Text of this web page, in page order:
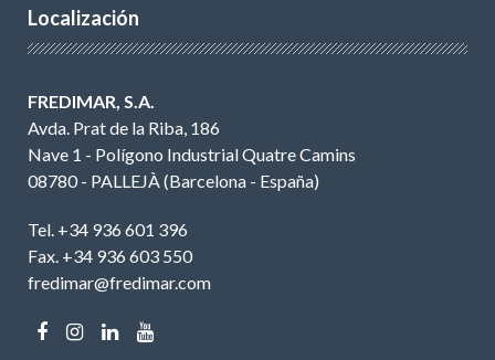
Localización
FREDIMAR, S.A.
Avda. Prat de la Riba, 186
Nave 1 - Polígono Industrial Quatre Camins
08780 - PALLEJÀ (Barcelona - España)
Tel. +34 936 601 396
Fax. +34 936 603 550
fredimar@fredimar.com